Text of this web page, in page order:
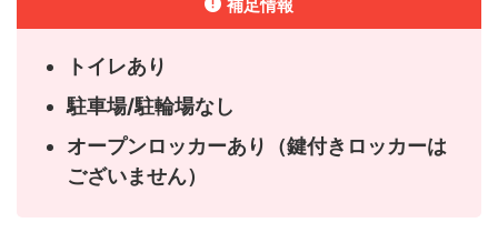
補足情報
トイレあり
駐車場/駐輪場なし
オープンロッカーあり（鍵付きロッカーは
ございません）